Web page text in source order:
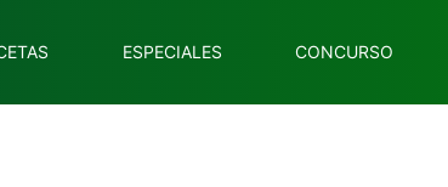
ESPECIALES CONCURSO